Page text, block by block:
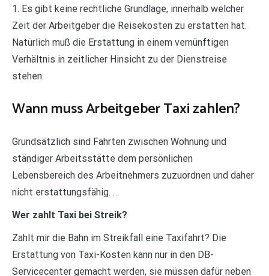
1. Es gibt keine rechtliche Grundlage, innerhalb welcher
Zeit der Arbeitgeber die Reisekosten zu erstatten hat.
Natürlich muß die Erstattung in einem vernünftigen
Verhältnis in zeitlicher Hinsicht zu der Dienstreise
stehen.
Wann muss Arbeitgeber Taxi zahlen?
Grundsätzlich sind Fahrten zwischen Wohnung und
ständiger Arbeitsstätte dem persönlichen
Lebensbereich des Arbeitnehmers zuzuordnen und daher
nicht erstattungsfähig. …
Wer zahlt Taxi bei Streik?
Zahlt mir die Bahn im Streikfall eine Taxifahrt? Die
Erstattung von Taxi-Kosten kann nur in den DB-
Servicecenter gemacht werden, sie müssen dafür neben